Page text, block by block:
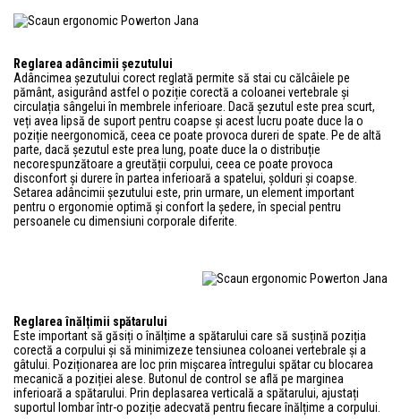
Reglarea adâncimii șezutului
Adâncimea șezutului corect reglată permite să stai cu călcâiele pe
pământ, asigurând astfel o poziție corectă a coloanei vertebrale și
circulația sângelui în membrele inferioare. Dacă șezutul este prea scurt,
veți avea lipsă de suport pentru coapse și acest lucru poate duce la o
poziție neergonomică, ceea ce poate provoca dureri de spate. Pe de altă
parte, dacă șezutul este prea lung, poate duce la o distribuție
necorespunzătoare a greutății corpului, ceea ce poate provoca
disconfort și durere în partea inferioară a spatelui, șolduri și coapse.
Setarea adâncimii șezutului este, prin urmare, un element important
pentru o ergonomie optimă și confort la ședere, în special pentru
persoanele cu dimensiuni corporale diferite.
Reglarea înălțimii spătarului
Este important să găsiți o înălțime a spătarului care să susțină poziția
corectă a corpului și să minimizeze tensiunea coloanei vertebrale și a
gâtului. Poziționarea are loc prin mișcarea întregului spătar cu blocarea
mecanică a poziției alese. Butonul de control se află pe marginea
inferioară a spătarului. Prin deplasarea verticală a spătarului, ajustați
suportul lombar într-o poziție adecvată pentru fiecare înălțime a corpului.